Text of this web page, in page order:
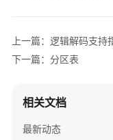
书
考
SDK
上一篇：逻辑解码支持
下一篇：分区表
相关文档
最新动态